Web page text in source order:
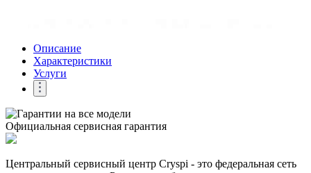
Описание
Характеристики
Услуги
Официальная сервисная гарантия
Центральный сервисный центр Cryspi - это федеральная сеть